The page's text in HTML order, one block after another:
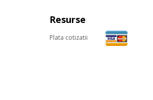
Resurse
Plata cotizatii